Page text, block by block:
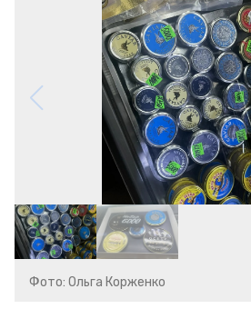
Фото: Ольга Корженко